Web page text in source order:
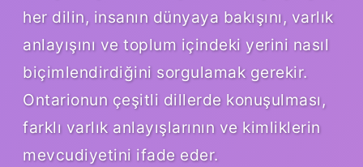
her dilin, insanın dünyaya bakışını, varlık
anlayışını ve toplum içindeki yerini nasıl
biçimlendirdiğini sorgulamak gerekir.
Ontarionun çeşitli dillerde konuşulması,
farklı varlık anlayışlarının ve kimliklerin
mevcudiyetini ifade eder.